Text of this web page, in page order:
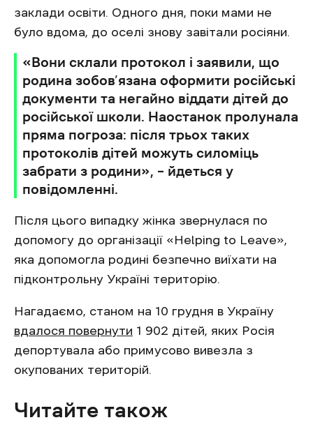
заклади освіти. Одного дня, поки мами не
було вдома, до оселі знову завітали росіяни.
«Вони склали протокол і заявили, що
родина зобов’язана оформити російські
документи та негайно віддати дітей до
російської школи. Наостанок пролунала
пряма погроза: після трьох таких
протоколів дітей можуть силоміць
забрати з родини», – йдеться у
повідомленні.
Після цього випадку жінка звернулася по
допомогу до організації «Helping to Leave»,
яка допомогла родині безпечно виїхати на
підконтрольну Україні територію.
Нагадаємо, станом на 10 грудня в Україну
вдалося повернути 1 902 дітей, яких Росія
депортувала або примусово вивезла з
окупованих територій.
Читайте також